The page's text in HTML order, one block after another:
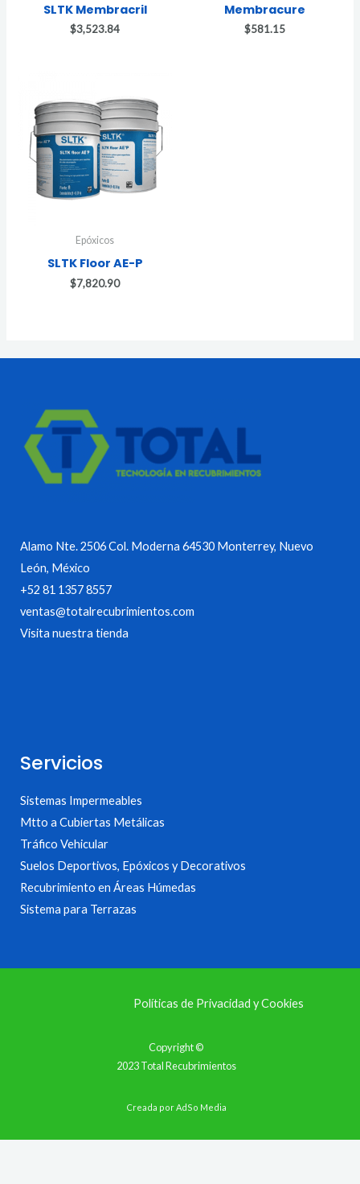
SLTK Membracril
$3,523.84
Membracure
$581.15
Epóxicos
SLTK Floor AE-P
$7,820.90
Alamo Nte. 2506 Col. Moderna 64530 Monterrey, Nuevo
León, México
+52 81 1357 8557
ventas@totalrecubrimientos.com
Visita nuestra tienda
Servicios
Sistemas Impermeables
Mtto a Cubiertas Metálicas
Tráfico Vehicular
Suelos Deportivos, Epóxicos y Decorativos
Recubrimiento en Áreas Húmedas
Sistema para Terrazas
Políticas de Privacidad y Cookies
Copyright ©
2023 Total Recubrimientos
Creada porAdSo Media